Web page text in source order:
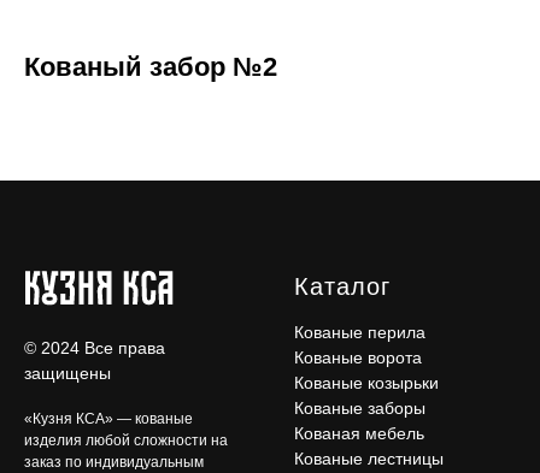
Кованый забор №2
© 2024 Все права
защищены
«Кузня КСА» — кованые
изделия любой сложности на
заказ по индивидуальным
Каталог
Кованые перила
Кованые ворота
Кованые козырьки
Кованые заборы
Кованая мебель
Кованые лестницы